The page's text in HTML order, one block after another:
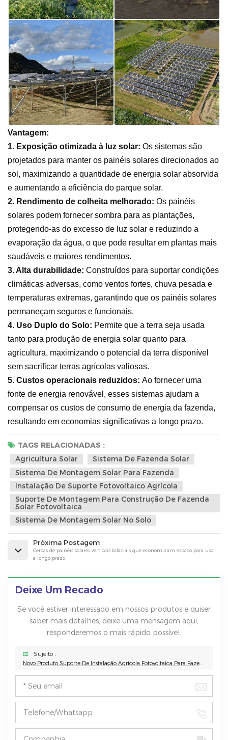
Vantagem:
1. Exposição otimizada à luz solar: Os sistemas são
projetados para manter os painéis solares direcionados ao
sol, maximizando a quantidade de energia solar absorvida
e aumentando a eficiência do parque solar.
2. Rendimento de colheita melhorado: Os painéis
solares podem fornecer sombra para as plantações,
protegendo-as do excesso de luz solar e reduzindo a
evaporação da água, o que pode resultar em plantas mais
saudáveis e maiores rendimentos.
3.Alta durabilidade: Construídos para suportar condições
climáticas adversas, como ventos fortes, chuva pesada e
temperaturas extremas, garantindo que os painéis solares
permaneçam seguros e funcionais.
4. Uso Duplo do Solo: Permite que a terra seja usada
tanto para produção de energia solar quanto para
agricultura, maximizando o potencial da terra disponível
sem sacrificar terras agrícolas valiosas.
5. Custos operacionais reduzidos: Ao fornecer uma
fonte de energia renovável, esses sistemas ajudam a
compensar os custos de consumo de energia da fazenda,
resultando em economias significativas a longo prazo.
TAGS RELACIONADAS :
Agricultura Solar
Sistema De Fazenda Solar
Sistema De Montagem Solar Para Fazenda
Instalação De Suporte Fotovoltaico Agrícola
Suporte De Montagem Para Construção De Fazenda
Solar Fotovoltaica
Sistema De Montagem Solar No Solo
Próxima Postagem
Cercas de painéis solares verticais bifaciais que economizam espaço para uso
a longo prazo
Deixe Um Recado
Se você estiver interessado em nossos produtos e quiser
saber mais detalhes, deixe uma mensagem aqui,
responderemos o mais rápido possível.
Sujeito :
Novo Produto Suporte De Instalação Agrícola Fotovoltaica Para Fazenda Solar